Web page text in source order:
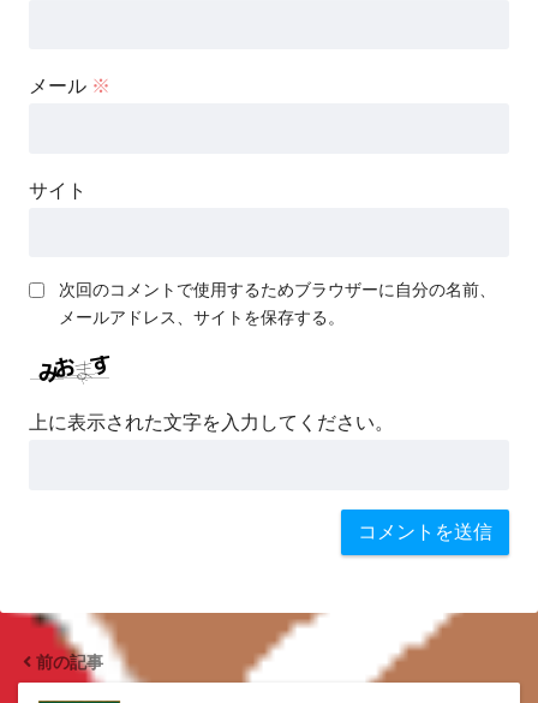
メール ※
サイト
次回のコメントで使用するためブラウザーに自分の名前、
メールアドレス、サイトを保存する。
上に表示された文字を入力してください。
前の記事